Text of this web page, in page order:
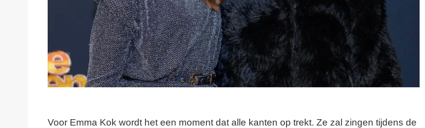
Voor Emma Kok wordt het een moment dat alle kanten op trekt. Ze zal zingen tijdens de